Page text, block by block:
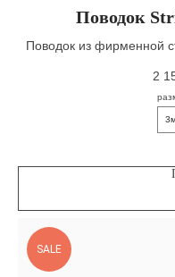
Поводок
Поводок из фирменной
2
SALE